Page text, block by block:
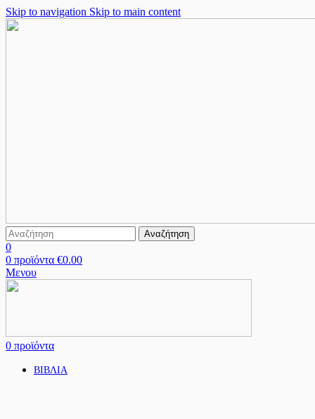
Skip to navigation Skip to main content
Αναζήτηση
0
0 προϊόντα €0.00
Μενου
0 προϊόντα
ΒΙΒΛΙΑ